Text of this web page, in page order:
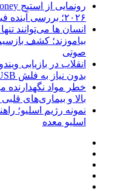
۲۰۲۶؛ بررسی آینده فین‌تک، پرداخت‌ ها و هوش مصنوعی
بیاموزند؛ کشف
صوتی
بدون نیاز به فلش USB سیستم‌عامل را نصب می‌کند
خطر مواد نگهدارنده
بالا و بیماری‌های
نمونه رژیم اسلیو؛
اسلیو معده